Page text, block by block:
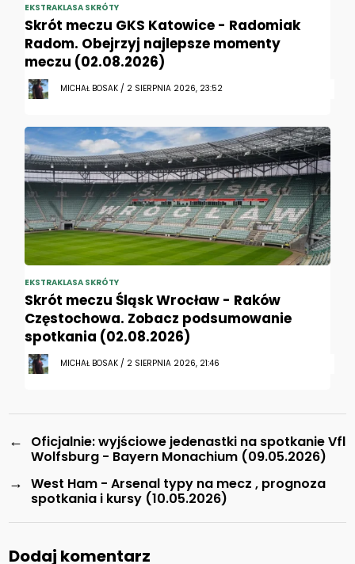
EKSTRAKLASA SKRÓTY
Skrót meczu GKS Katowice - Radomiak
Radom. Obejrzyj najlepsze momenty
meczu (02.08.2026)
MICHAŁ BOSAK / 2 SIERPNIA 2026, 23:52
EKSTRAKLASA SKRÓTY
Skrót meczu Śląsk Wrocław - Raków
Częstochowa. Zobacz podsumowanie
spotkania (02.08.2026)
MICHAŁ BOSAK / 2 SIERPNIA 2026, 21:46
←
Oficjalnie: wyjściowe jedenastki na spotkanie Vfl
Wolfsburg - Bayern Monachium (09.05.2026)
→ West Ham - Arsenal typy na mecz , prognoza
spotkania i kursy (10.05.2026)
Dodaj komentarz